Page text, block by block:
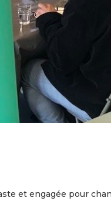
et engagée pour